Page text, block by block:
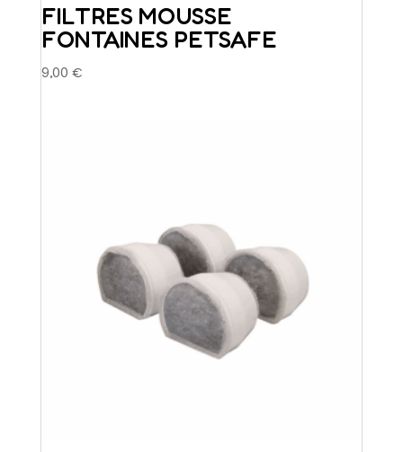
FILTRES MOUSSE
FONTAINES PETSAFE
9,00 €